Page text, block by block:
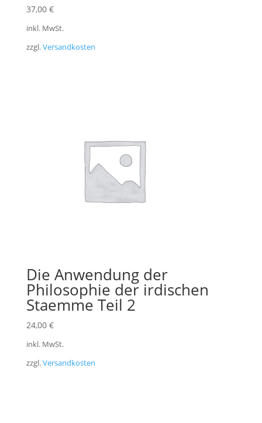
37,00 €
inkl. MwSt.
zzgl.Versandkosten
Die Anwendung der
Philosophie der irdischen
Staemme Teil 2
24,00 €
inkl. MwSt.
zzgl.Versandkosten